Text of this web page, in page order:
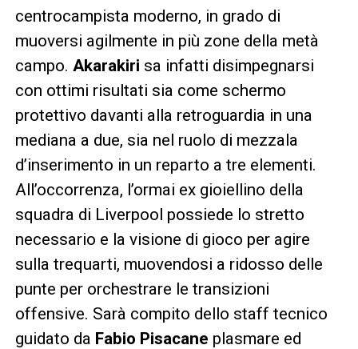
centrocampista moderno, in grado di
muoversi agilmente in più zone della metà
campo. Akarakiri sa infatti disimpegnarsi
con ottimi risultati sia come schermo
protettivo davanti alla retroguardia in una
mediana a due, sia nel ruolo di mezzala
d’inserimento in un reparto a tre elementi.
All’occorrenza, l’ormai ex gioiellino della
squadra di Liverpool possiede lo stretto
necessario e la visione di gioco per agire
sulla trequarti, muovendosi a ridosso delle
punte per orchestrare le transizioni
offensive. Sarà compito dello staff tecnico
guidato da Fabio Pisacane plasmare ed